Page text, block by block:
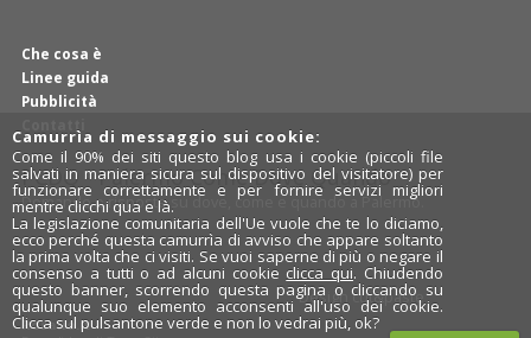
Che cosa è
Linee guida
Pubblicità
Contatti
PCDQ - Palermo Come Dove Quando
Domande e risposte su dove, come e quando a Palermo.
Design cut&paste
Rosalio.it
Camurrìa di messaggio sui cookie:
Come il 90% dei siti questo blog usa i cookie (piccoli file
salvati in maniera sicura sul dispositivo del visitatore) per
funzionare correttamente e per fornire servizi migliori
mentre clicchi qua e là.
La legislazione comunitaria dell'Ue vuole che te lo diciamo,
ecco perché questa camurrìa di avviso che appare soltanto
la prima volta che ci visiti. Se vuoi saperne di più o negare il
consenso a tutti o ad alcuni cookie clicca qui. Chiudendo
questo banner, scorrendo questa pagina o cliccando su
qualunque suo elemento acconsenti all'uso dei cookie.
Clicca sul pulsantone verde e non lo vedrai più, ok?